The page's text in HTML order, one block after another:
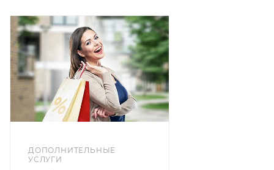
партнера.
ДОПОЛНИТЕЛЬНЫЕ
УСЛУГИ